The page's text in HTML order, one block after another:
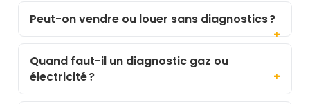
Peut-on vendre ou louer sans diagnostics ?
Quand faut-il un diagnostic gaz ou
électricité ?